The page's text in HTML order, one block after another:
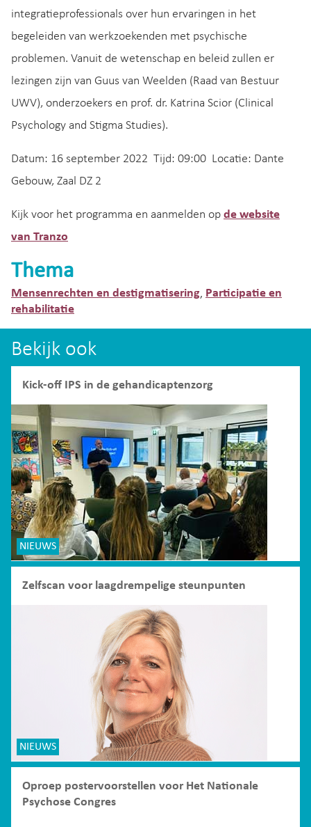
integratieprofessionals over hun ervaringen in het
begeleiden van werkzoekenden met psychische
problemen. Vanuit de wetenschap en beleid zullen er
lezingen zijn van Guus van Weelden (Raad van Bestuur
UWV), onderzoekers en prof. dr. Katrina Scior (Clinical
Psychology and Stigma Studies).
Datum: 16 september 2022 Tijd: 09:00 Locatie: Dante
Gebouw, Zaal DZ 2
Kijk voor het programma en aanmelden op de website
van Tranzo
Thema
Mensenrechten en destigmatisering, Participatie en
rehabilitatie
Bekijk ook
Kick-off IPS in de gehandicaptenzorg
NIEUWS
Zelfscan voor laagdrempelige steunpunten
NIEUWS
Oproep postervoorstellen voor Het Nationale
Psychose Congres